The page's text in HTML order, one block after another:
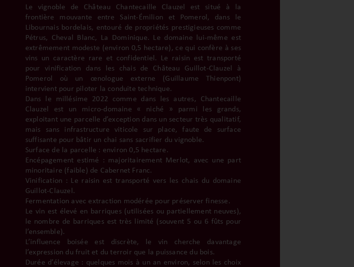
Le vignoble de Château Chantecaille Clauzel est situé à la
frontière mouvante entre Saint-Émilion et Pomerol, dans le
Libournais bordelais, entouré de propriétés prestigieuses comme
Pétrus, Cheval Blanc, La Dominique. Le domaine lui-même est
extrêmement modeste (environ 0,5 hectare), ce qui confère à ses
vins un caractère rare et confidentiel. Le raisin est transporté
pour vinification dans les chais de Château Guillot-Clauzel à
Pomerol où un œnologue externe (Guillaume Thienpont)
intervient pour piloter la conduite technique.
Dans le millésime 2022 comme dans les autres, Chantecaille
Clauzel est un micro-domaine « niché » parmi les grands,
exploitant une parcelle d’exception dans un secteur très qualitatif,
mais sans infrastructure viticole sur place, faute de surface
suffisante pour bâtir un chai sans sacrifier du vignoble.
Surface de la parcelle : environ 0,5 hectare.
Encépagement estimé : majoritairement Merlot, avec une part
minoritaire (faible) de Cabernet Franc.
Vinification : Le raisin est transporté vers les chais du domaine
Guillot-Clauzel.
Fermentation avec extraction modérée pour préserver finesse.
Le vin est élevé en barriques (utilisées ou partiellement neuves),
le nombre de barriques est très limité (souvent 5 ou 6 fûts pour
l’ensemble).
L’influence boisée est discrète, le vin cherche davantage
l’expression du fruit et du terroir que la puissance du bois.
Durée d’élevage : quelques mois à un an environ, selon les choix